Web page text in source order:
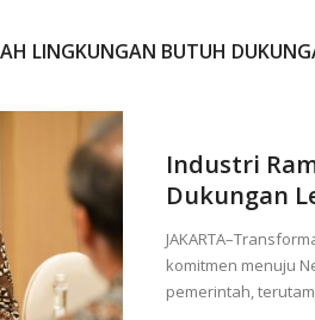
LINGKUNGAN BUTUH
Industri
Dukungan
komitmen menuju
pemerintah,